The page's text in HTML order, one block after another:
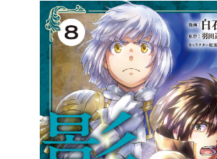
ゲーム
企業
会社概要
採用情報
アクセス
オーバーラップホールディングス
お問い合わ
オーバーラップ文庫
オーバーラップノベルス
オーバーラップノベルスf